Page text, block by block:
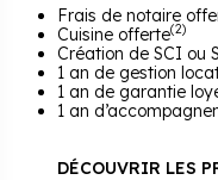
Frais de notaire
Cuisine offerte(2)
Création de SCI ou
1 an de gestion
1 an de garantie
1 an
DÉCOUVRIR LES